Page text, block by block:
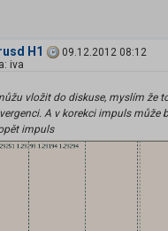
H1
09.12.2012 08:12
iva
vložit do diskuse, myslím že
A v korekci impuls může
impuls